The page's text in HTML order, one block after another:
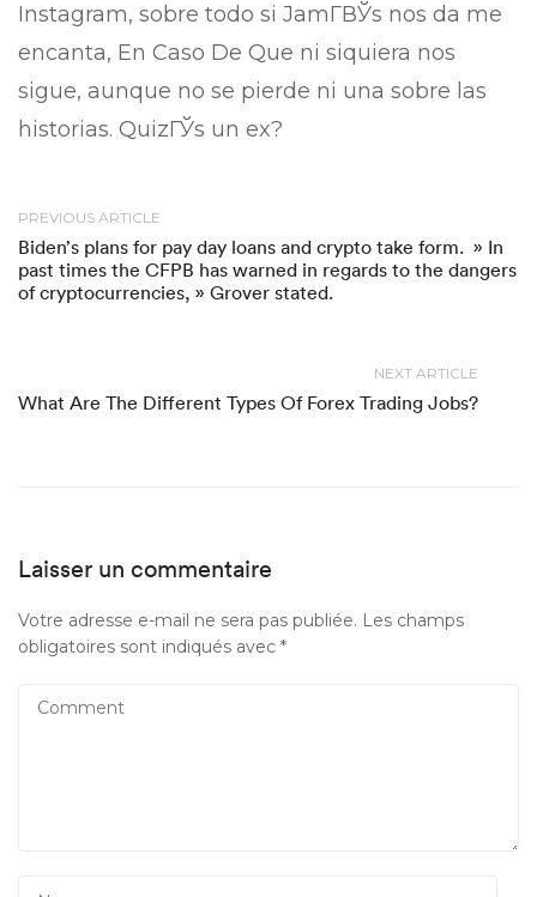
Instagram, sobre todo si JamГ­ВЎs nos da me
encanta, En Caso De Que ni siquiera nos
sigue, aunque no se pierde ni una sobre las
historias. QuizГЎs un ex?
PREVIOUS ARTICLE
Biden’s plans for pay day loans and crypto take form. » In
past times the CFPB has warned in regards to the dangers
of cryptocurrencies, » Grover stated.
NEXT ARTICLE
What Are The Different Types Of Forex Trading Jobs?
Laisser un commentaire
Votre adresse e-mail ne sera pas publiée. Les champs
obligatoires sont indiqués avec *